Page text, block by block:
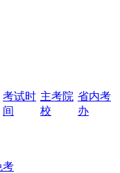
考试时
间
主考院
校
省内考
办
考